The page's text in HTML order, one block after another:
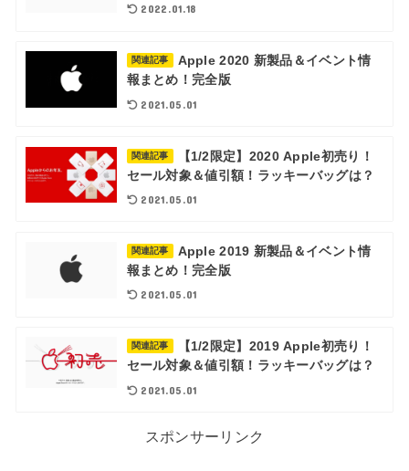
2022.01.18
関連記事
Apple 2020 新製品＆イベント情
報まとめ！完全版
2021.05.01
関連記事
【1/2限定】2020 Apple初売り！
セール対象＆値引額！ラッキーバッグは？
2021.05.01
関連記事
Apple 2019 新製品＆イベント情
報まとめ！完全版
2021.05.01
関連記事
【1/2限定】2019 Apple初売り！
セール対象＆値引額！ラッキーバッグは？
2021.05.01
スポンサーリンク